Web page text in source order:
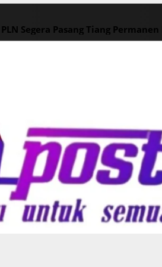
Segera Pasang Tiang Permanen